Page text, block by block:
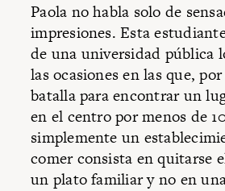
Paola no habla solo de
impresiones. Esta
de una universidad pública
las ocasiones en las que,
batalla para encontrar un
en el centro por menos de
simplemente un
comer consista en quitarse
un plato familiar y no en